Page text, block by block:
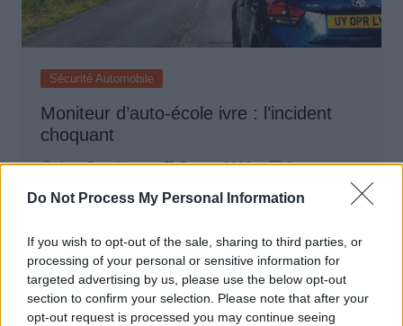
Do Not Process My Personal Information
If you wish to opt-out of the sale, sharing to third parties, or
processing of your personal or sensitive information for
targeted advertising by us, please use the below opt-out
section to confirm your selection. Please note that after your
opt-out request is processed you may continue seeing
Sécurité Automobile
Moniteur d’auto-école ivre : l’incident
choquant
Auto Pour Vous 5 mars 2026 0